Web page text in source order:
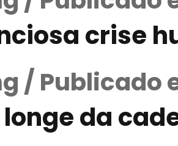
crise
/ Publicado
da